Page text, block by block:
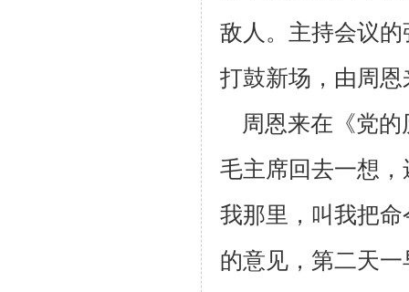
敌人。主持会议
打鼓新场，由周
周恩来在《党的
毛主席回去一想
我那里，叫我把命
的意见，第二天一